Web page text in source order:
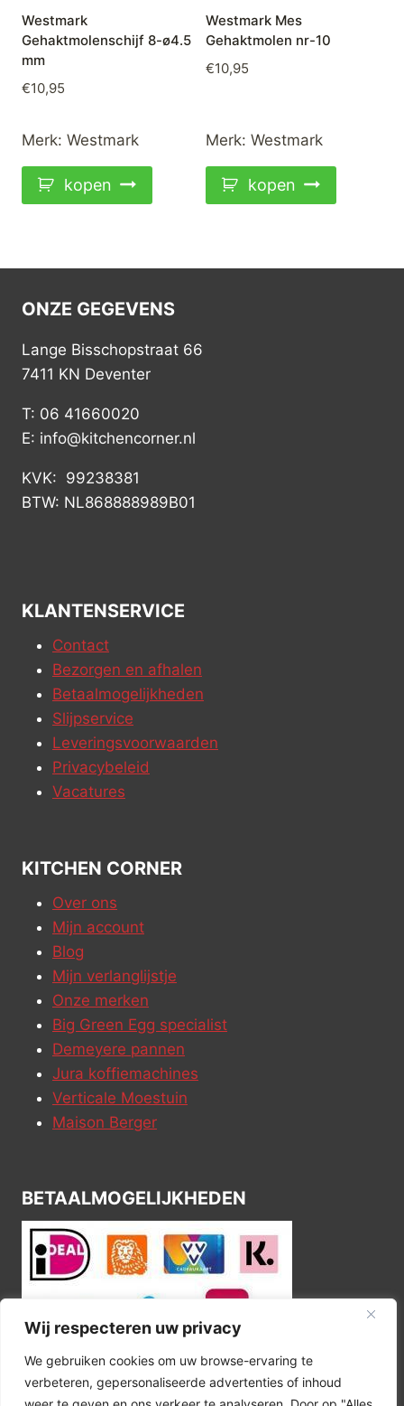
Wij respecteren uw privacy
We gebruiken cookies om uw browse-ervaring te
verbeteren, gepersonaliseerde advertenties of inhoud
Westmark
Gehaktmolenschijf 8-ø4.5
mm
€10,95
Merk: Westmark
kopen
Westmark Mes
Gehaktmolen nr-10
€10,95
Merk: Westmark
kopen
ONZE GEGEVENS
Lange Bisschopstraat 66
7411 KN Deventer
T: 06 41660020
E: info@kitchencorner.nl
KVK: 99238381
BTW: NL868888989B01
KLANTENSERVICE
Contact
Bezorgen en afhalen
Betaalmogelijkheden
Slijpservice
Leveringsvoorwaarden
Privacybeleid
Vacatures
KITCHEN CORNER
Over ons
Mijn account
Blog
Mijn verlanglijstje
Onze merken
Big Green Egg specialist
Demeyere pannen
Jura koffiemachines
Verticale Moestuin
Maison Berger
BETAALMOGELIJKHEDEN